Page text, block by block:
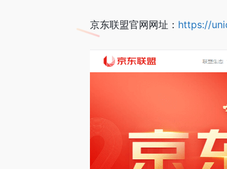
京东联盟官网网址： https://